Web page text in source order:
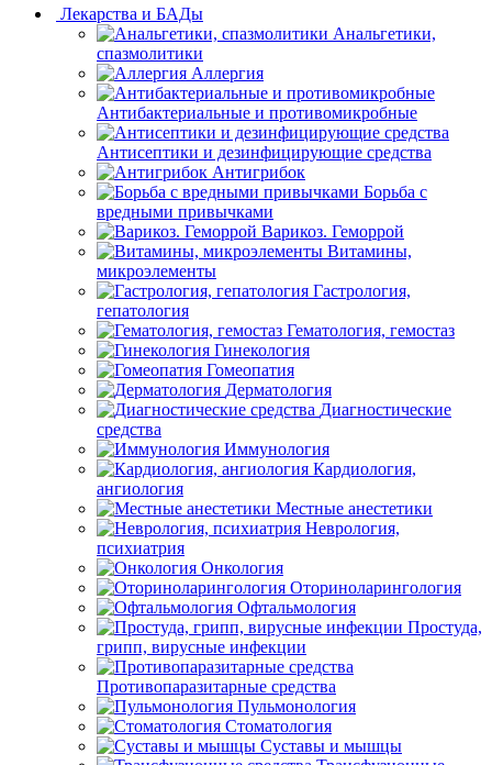
Лекарства и БАДы
Анальгетики,
спазмолитики
Аллергия
Антибактериальные и противомикробные
Антисептики и дезинфицирующие средства
Антигрибок
Борьба с
вредными привычками
Варикоз. Геморрой
Витамины,
микроэлементы
Гастрология,
гепатология
Гематология, гемостаз
Гинекология
Гомеопатия
Дерматология
Диагностические
средства
Иммунология
Кардиология,
ангиология
Местные анестетики
Неврология,
психиатрия
Онкология
Оториноларингология
Офтальмология
Простуда,
грипп, вирусные инфекции
Противопаразитарные средства
Пульмонология
Стоматология
Суставы и мышцы